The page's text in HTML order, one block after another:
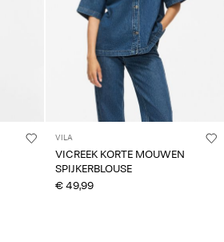
VILA
VICREEK KORTE MOUWEN
SPIJKERBLOUSE
€ 49,99